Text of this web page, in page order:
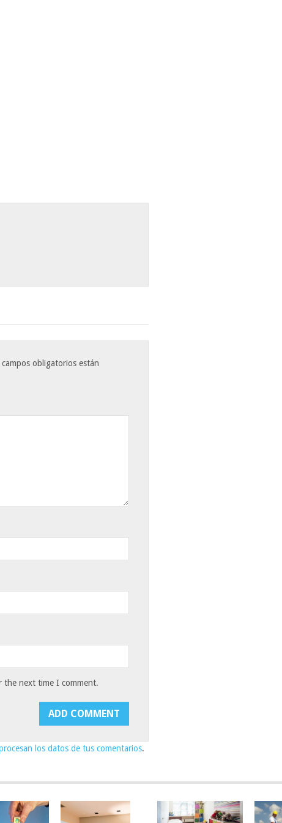
campos obligatorios están
the next time I comment.
los datos de tus comentarios.